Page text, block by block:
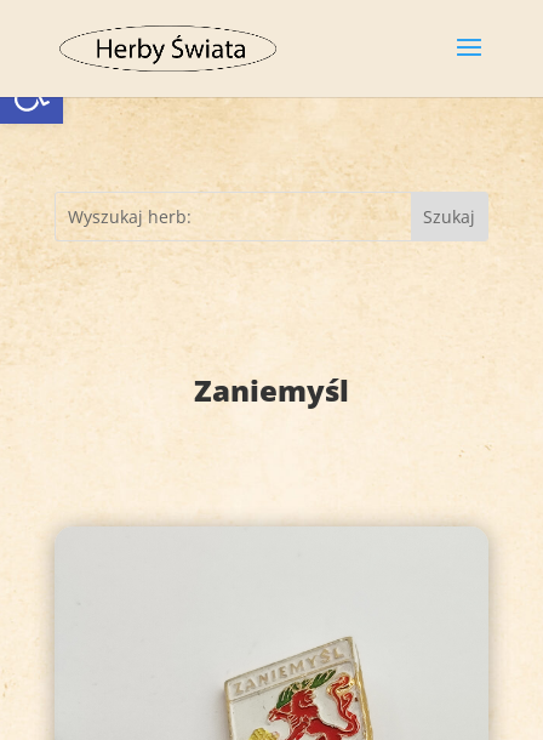
Otwórz pasek narzędzi
Zaniemyśl